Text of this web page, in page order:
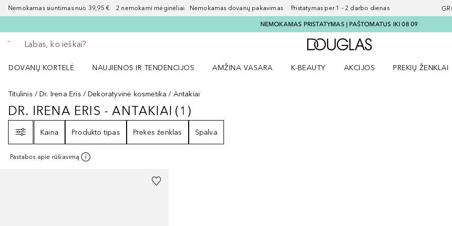
Nemokamas siuntimas nuo 39,95 € 2 nemokami mėginėliai Nemokamas dovanų pakavimas Pristatymas per 1 - 2 darbo dienas
NEMOKAMAS PRISTATYMAS Į PAŠTOMATUS IKI 08 09
Grįžk atgal
Vykdykite paiešką
Į Douglas pagrindinį
DOVANŲ KORTELĖ
NAUJIENOS IR TENDENCIJOS
AMŽINA VASARA
K-BEAUTY
AKCIJOS
PREKIŲ ŽENKLAI
Titulinis
Dr. Irena Eris Dekoratyvinė kosmetika Antakiai
DR. IRENA ERIS - ANTAKIAI1
DR. IRENA ERIS - ANTAKIAI (1 )
Kaina
Produkto tipas Prekės ženklas Spalva
Pastabos apie rūšiavimą